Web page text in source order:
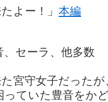
よー！」 本編
セーラ、他多数
宮守女子だった
っていた豊音をか